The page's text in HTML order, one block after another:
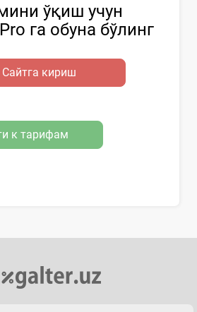
ўқиш учун
га обуна бўлинг
Сайтга кириш
к тарифам